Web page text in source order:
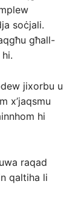
soċjali.
għall-
jixorbu u
x’jaqsmu
hi
raqad
qaltiha li